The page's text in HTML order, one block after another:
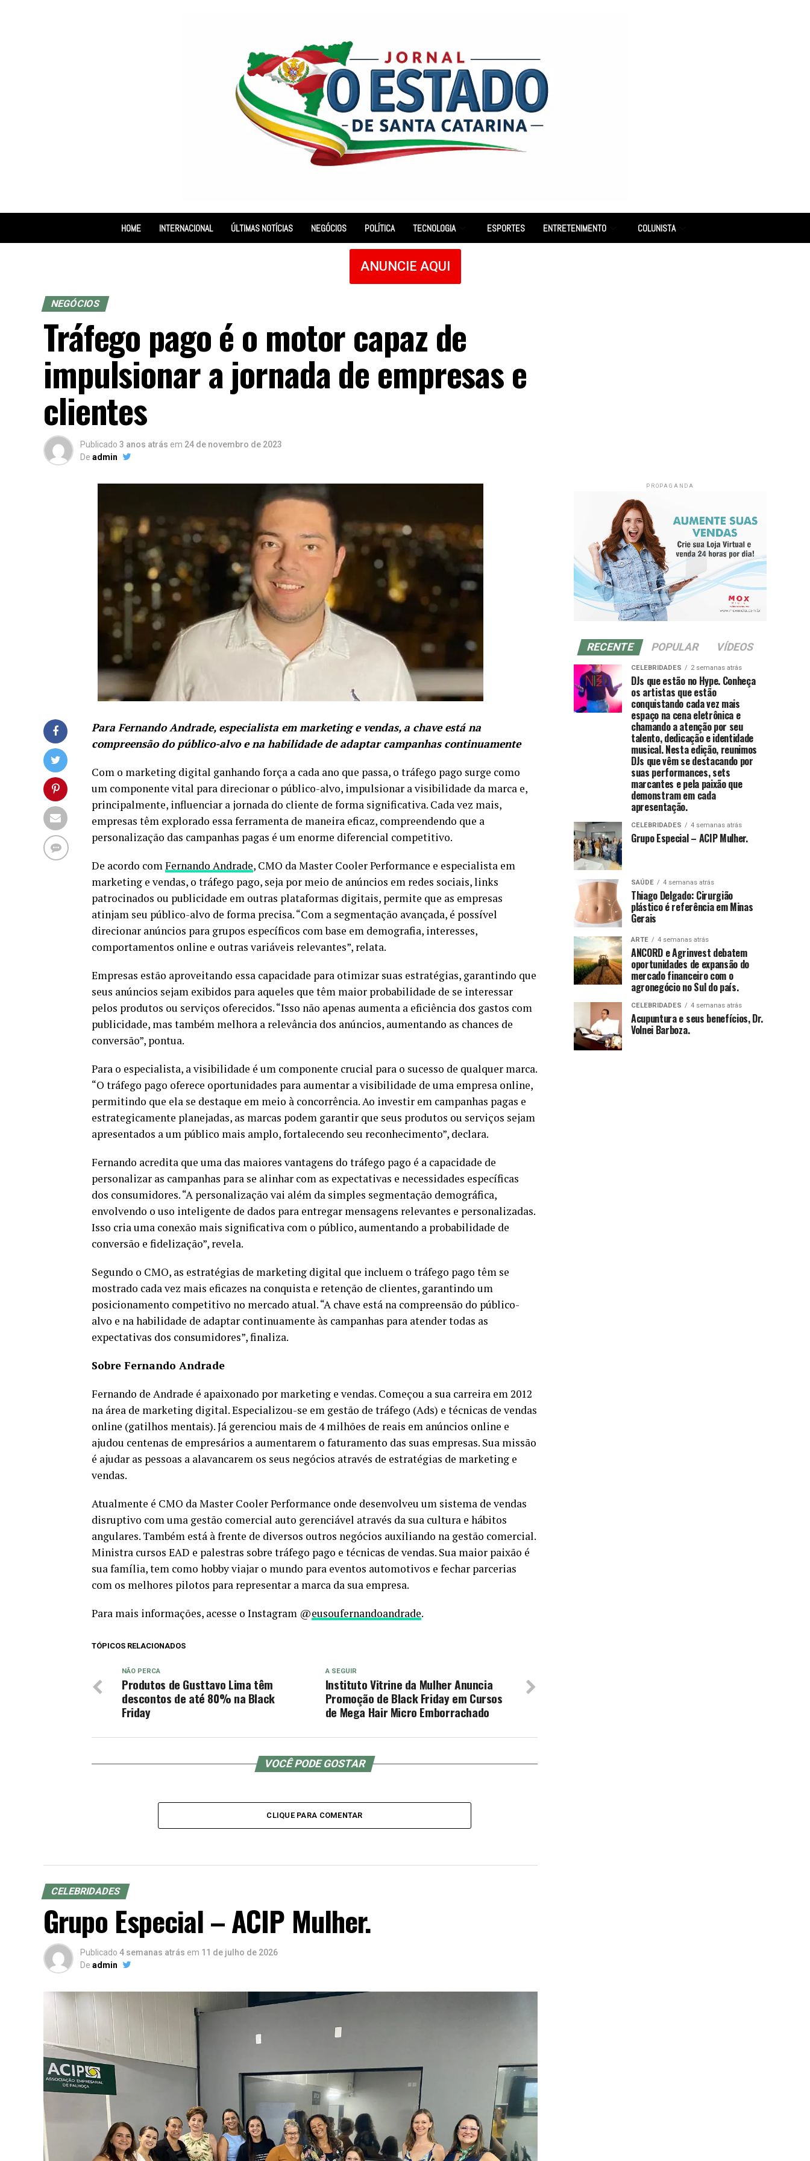
HOME INTERNACIONAL ÚLTIMAS NOTÍCIAS NEGÓCIOS POLÍTICA TECNOLOGIA ESPORTES ENTRETENIMENTO COLUNISTA
ANUNCIE AQUI
NEGÓCIOS
Tráfego pago é o motor capaz de
impulsionar a jornada de empresas e
clientes
Publicado 3 anos atrás em 24 de novembro de 2023
De admin
Para Fernando Andrade, especialista em marketing e vendas, a chave está na
compreensão do público-alvo e na habilidade de adaptar campanhas continuamente
Com o marketing digital ganhando força a cada ano que passa, o tráfego pago surge como
um componente vital para direcionar o público-alvo, impulsionar a visibilidade da marca e,
principalmente, influenciar a jornada do cliente de forma significativa. Cada vez mais,
empresas têm explorado essa ferramenta de maneira eficaz, compreendendo que a
personalização das campanhas pagas é um enorme diferencial competitivo.
De acordo comFernando Andrade, CMO da Master Cooler Performance e especialista em
marketing e vendas, o tráfego pago, seja por meio de anúncios em redes sociais, links
patrocinados ou publicidade em outras plataformas digitais, permite que as empresas
atinjam seu público-alvo de forma precisa. “Com a segmentação avançada, é possível
direcionar anúncios para grupos específicos com base em demografia, interesses,
comportamentos online e outras variáveis relevantes”, relata.
Empresas estão aproveitando essa capacidade para otimizar suas estratégias, garantindo que
seus anúncios sejam exibidos para aqueles que têm maior probabilidade de se interessar
pelos produtos ou serviços oferecidos. “Isso não apenas aumenta a eficiência dos gastos com
publicidade, mas também melhora a relevância dos anúncios, aumentando as chances de
conversão”, pontua.
Para o especialista, a visibilidade é um componente crucial para o sucesso de qualquer marca.
“O tráfego pago oferece oportunidades para aumentar a visibilidade de uma empresa online,
permitindo que ela se destaque em meio à concorrência. Ao investir em campanhas pagas e
estrategicamente planejadas, as marcas podem garantir que seus produtos ou serviços sejam
apresentados a um público mais amplo, fortalecendo seu reconhecimento”, declara.
Fernando acredita que uma das maiores vantagens do tráfego pago é a capacidade de
personalizar as campanhas para se alinhar com as expectativas e necessidades específicas
dos consumidores. “A personalização vai além da simples segmentação demográfica,
envolvendo o uso inteligente de dados para entregar mensagens relevantes e personalizadas.
Isso cria uma conexão mais significativa com o público, aumentando a probabilidade de
conversão e fidelização”, revela.
Segundo o CMO, as estratégias de marketing digital que incluem o tráfego pago têm se
mostrado cada vez mais eficazes na conquista e retenção de clientes, garantindo um
posicionamento competitivo no mercado atual. “A chave está na compreensão do público-
alvo e na habilidade de adaptar continuamente às campanhas para atender todas as
expectativas dos consumidores”, finaliza.
Sobre Fernando Andrade
Fernando de Andrade é apaixonado por marketing e vendas. Começou a sua carreira em 2012
na área de marketing digital. Especializou-se em gestão de tráfego (Ads) e técnicas de vendas
online (gatilhos mentais). Já gerenciou mais de 4 milhões de reais em anúncios online e
ajudou centenas de empresários a aumentarem o faturamento das suas empresas. Sua missão
é ajudar as pessoas a alavancarem os seus negócios através de estratégias de marketing e
vendas.
Atualmente é CMO da Master Cooler Performance onde desenvolveu um sistema de vendas
disruptivo com uma gestão comercial auto gerenciável através da sua cultura e hábitos
angulares. Também está à frente de diversos outros negócios auxiliando na gestão comercial.
Ministra cursos EAD e palestras sobre tráfego pago e técnicas de vendas. Sua maior paixão é
sua família, tem como hobby viajar o mundo para eventos automotivos e fechar parcerias
com os melhores pilotos para representar a marca da sua empresa.
Para mais informações, acesse o Instagram @eusoufernandoandrade.
TÓPICOS RELACIONADOS
A SEGUIR
Instituto Vitrine da Mulher Anuncia
Promoção de Black Friday em Cursos
de Mega Hair Micro Emborrachado
NÃO PERCA
Produtos de Gusttavo Lima têm
descontos de até 80% na Black
Friday
VOCÊ PODE GOSTAR
CLIQUE PARA COMENTAR
CELEBRIDADES
Grupo Especial – ACIP Mulher.
Publicado 4 semanas atrás em 11 de julho de 2026
De admin
PROPAGANDA
RECENTE POPULAR VÍDEOS
CELEBRIDADES 2 semanas atrás
DJs que estão no Hype. Conheça
os artistas que estão
conquistando cada vez mais
espaço na cena eletrônica e
chamando a atenção por seu
talento, dedicação e identidade
musical. Nesta edição, reunimos
DJs que vêm se destacando por
suas performances, sets
marcantes e pela paixão que
demonstram em cada
apresentação.
CELEBRIDADES 4 semanas atrás
Grupo Especial – ACIP Mulher.
SAÚDE 4 semanas atrás
Thiago Delgado: Cirurgião
plástico é referência em Minas
Gerais
ARTE 4 semanas atrás
ANCORD e Agrinvest debatem
oportunidades de expansão do
mercado financeiro com o
agronegócio no Sul do país.
CELEBRIDADES 4 semanas atrás
Acupuntura e seus benefícios, Dr.
Volnei Barboza.